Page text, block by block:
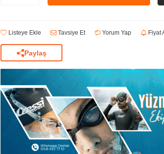
Listeye Ekle Tavsiye Et Yorum Yap Fiyat
Paylaş